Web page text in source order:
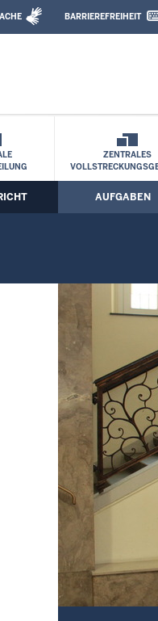
BARRIEREFREIHEIT
SucheZENTRALES
AUFGABEN